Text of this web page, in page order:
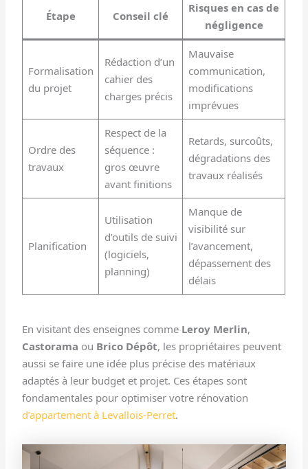
Étape Conseil clé
Risques en cas de
négligence
Formalisation
du projet
Rédaction d’un
cahier des
charges précis
Mauvaise
communication,
modifications
imprévues
Ordre des
travaux
Respect de la
séquence :
gros œuvre
avant finitions
Retards, surcoûts,
dégradations des
travaux réalisés
Planification
Utilisation
d’outils de suivi
(logiciels,
planning)
Manque de
visibilité sur
l’avancement,
dépassement des
délais
En visitant des enseignes comme Leroy Merlin,
Castorama ou Brico Dépôt, les propriétaires peuvent
aussi se faire une idée plus précise des matériaux
adaptés à leur budget et projet. Ces étapes sont
fondamentales pour optimiser votre rénovation
d’appartement à Levallois-Perret.